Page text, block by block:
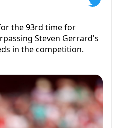
the 93rd time for
Steven Gerrard's
in the competition.